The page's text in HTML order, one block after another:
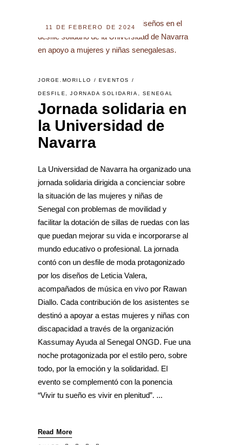
11 DE FEBRERO DE 2024
JORGE.MORILLO EVENTOS
DESFILE,JORNADA SOLIDARIA , SENEGAL
Jornada solidaria en
la Universidad de
Navarra
La Universidad de Navarra ha organizado una
jornada solidaria dirigida a concienciar sobre
la situación de las mujeres y niñas de
Senegal con problemas de movilidad y
facilitar la dotación de sillas de ruedas con las
que puedan mejorar su vida e incorporarse al
mundo educativo o profesional. La jornada
contó con un desfile de moda protagonizado
por los diseños de Leticia Valera,
acompañados de música en vivo por Rawan
Diallo. Cada contribución de los asistentes se
destinó a apoyar a estas mujeres y niñas con
discapacidad a través de la organización
Kassumay Ayuda al Senegal ONGD. Fue una
noche protagonizada por el estilo pero, sobre
todo, por la emoción y la solidaridad. El
evento se complementó con la ponencia
“Vivir tu sueño es vivir en plenitud”.
Read More